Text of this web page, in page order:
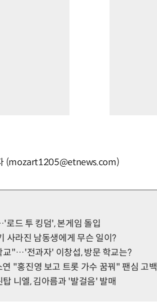
(mozart1205@etnews.com)
드 투 킹덤', 본게임 돌입
사라진 남동생에게 무슨 일이?
교"…'전과자' 이창섭, 방문 학교는?
"홍진영 보고 트롯 가수 꿈꿔" 팬심 고백
니엘, 김아름과 '발걸음' 발매